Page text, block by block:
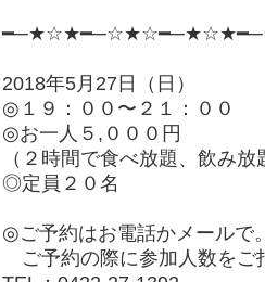
2018年5月27日（日）
◎１９：００〜２１：００
◎お一人５,０００円
（２時間で食べ放題、飲み放
◎定員２０名
◎ご予約はお電話かメールで
ご予約の際に参加人数をご